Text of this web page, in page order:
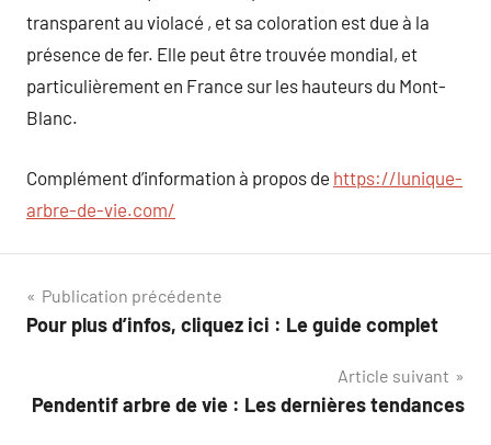
transparent au violacé , et sa coloration est due à la
présence de fer. Elle peut être trouvée mondial, et
particulièrement en France sur les hauteurs du Mont-
Blanc.
Complément d’information à propos de https://lunique-
arbre-de-vie.com/
Navigation
de
Publication précédente
Pour plus d’infos, cliquez ici : Le guide complet
Article suivant
Pendentif arbre de vie : Les dernières tendances